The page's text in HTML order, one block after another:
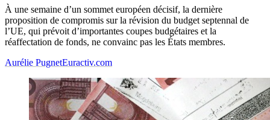
À une semaine d’un sommet européen décisif, la dernière
proposition de compromis sur la révision du budget septennal de
l’UE, qui prévoit d’importantes coupes budgétaires et la
réaffectation de fonds, ne convainc pas les États membres.
Aurélie PugnetEuractiv.com